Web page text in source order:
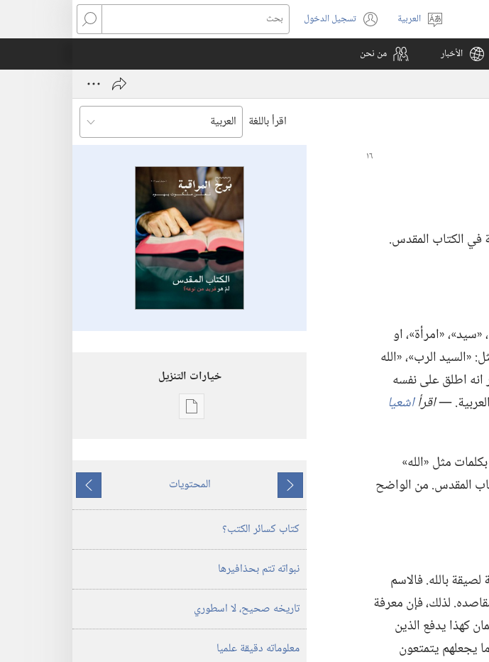
اختر
اللغة
العربية تسجيل الدخول
(يفتح
نافذة
بحث
الأخبار من نحن
اقرأ باللغة
في الكتاب المقدس.‏
«امرأة»،‏ او
«السيد الرب»،‏ «الله
انه اطلق على نفسه
—‏اقرأاشعيا
مثل «الله»
للكتاب المقدس.‏ من الواضح
بالله.‏ فالاسم
لذلك،‏ فإن معرفة
كهذا يدفع الذين
يجعلهم يتمتعون
خيارات التنزيل
خيارات
المراقبة
‏‎حزيران/
ما
يسبق
المحتويات
ما
يلي
كتاب كسائر الكتب؟‏
نبواته تتم بحذافيرها
تاريخه صحيح،‏ لا اسطوري
معلوماته دقيقة علميا